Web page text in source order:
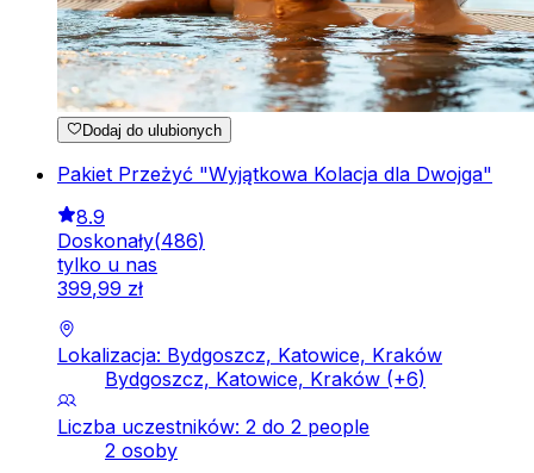
Dodaj do ulubionych
Pakiet Przeżyć "Wyjątkowa Kolacja dla Dwojga"
8.9
Doskonały(486)
tylko u nas
399,99 zł
Lokalizacja: Bydgoszcz, Katowice, Kraków
Bydgoszcz, Katowice, Kraków (+6)
Liczba uczestników: 2 do 2 people
2 osoby